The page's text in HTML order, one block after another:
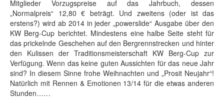
Mitglieder Vorzugspreise auf das Jahrbuch, dessen
„Normalpreis“ 12,80 € beträgt. Und zweitens (oder ist das
erstens?) wird ab 2014 in jeder „powerslide“ Ausgabe über den
KW Berg-Cup berichtet. Mindestens eine halbe Seite steht für
das prickelnde Geschehen auf den Bergrennstrecken und hinter
den Kulissen der Traditionsmeisterschaft KW Berg-Cup zur
Verfügung. Wenn das keine guten Aussichten für das neue Jahr
sind? In diesem Sinne frohe Weihnachten und „Prosit Neujahr“!
Natürlich mit Rennen & Emotionen 13/14 für die etwas anderen
Stunden……